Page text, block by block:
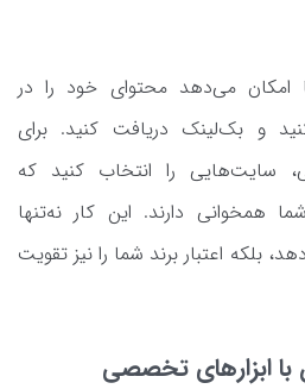
امکان می‌دهد محتوای خود را در
و بک‌لینک دریافت کنید. برای
سایت‌هایی را انتخاب کنید که
همخوانی دارند. این کار نه‌تنها
بلکه اعتبار برند شما را نیز تقویت